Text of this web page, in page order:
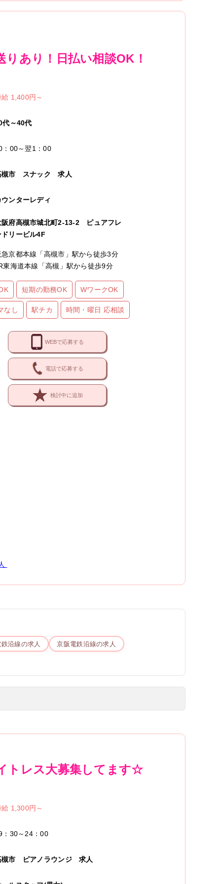
あり！日払い相談OK！
給 1,400円～
代～40代
：00～翌1：00
槻市 スナック 求人
ウンターレディ
阪府高槻市城北町2-13-2 ピュアフレ
ドリービル4F
急京都本線「高槻市」駅から徒歩3分
東海道本線「高槻」駅から徒歩9分
短期の勤務OK WワークOK
なし 駅チカ 時間・曜日 応相談
WEBで応募する
電話で応募する
検討中に追加
鉄沿線の求人 京阪電鉄沿線の求人
トレス大募集してます☆
給 1,300円～
：30～24：00
槻市 ピアノラウンジ 求人